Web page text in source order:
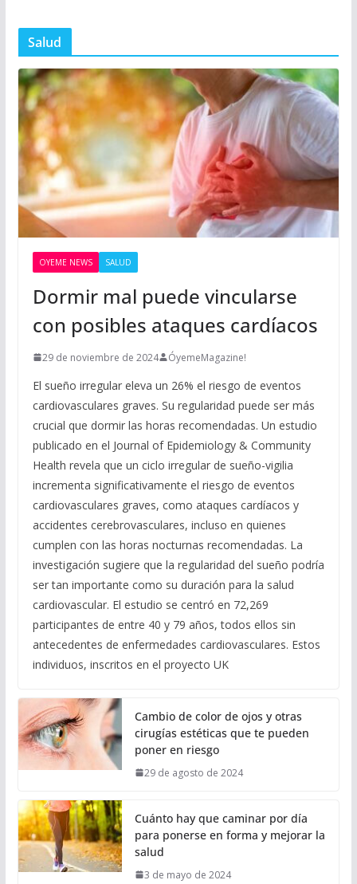
Salud
OYEME NEWS SALUD
Dormir mal puede vincularse
con posibles ataques cardíacos
29 de noviembre de 2024 ÓyemeMagazine!
El sueño irregular eleva un 26% el riesgo de eventos
cardiovasculares graves. Su regularidad puede ser más
crucial que dormir las horas recomendadas. Un estudio
publicado en el Journal of Epidemiology & Community
Health revela que un ciclo irregular de sueño-vigilia
incrementa significativamente el riesgo de eventos
cardiovasculares graves, como ataques cardíacos y
accidentes cerebrovasculares, incluso en quienes
cumplen con las horas nocturnas recomendadas. La
investigación sugiere que la regularidad del sueño podría
ser tan importante como su duración para la salud
cardiovascular. El estudio se centró en 72,269
participantes de entre 40 y 79 años, todos ellos sin
antecedentes de enfermedades cardiovasculares. Estos
individuos, inscritos en el proyecto UK
Cambio de color de ojos y otras
cirugías estéticas que te pueden
poner en riesgo
29 de agosto de 2024
Cuánto hay que caminar por día
para ponerse en forma y mejorar la
salud
3 de mayo de 2024